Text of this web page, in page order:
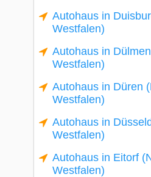
Autohaus in
Westfalen)
Autohaus in
Westfalen)
Autohaus in Düren
Westfalen)
Autohaus in
Westfalen)
Autohaus in Eitorf
Westfalen)